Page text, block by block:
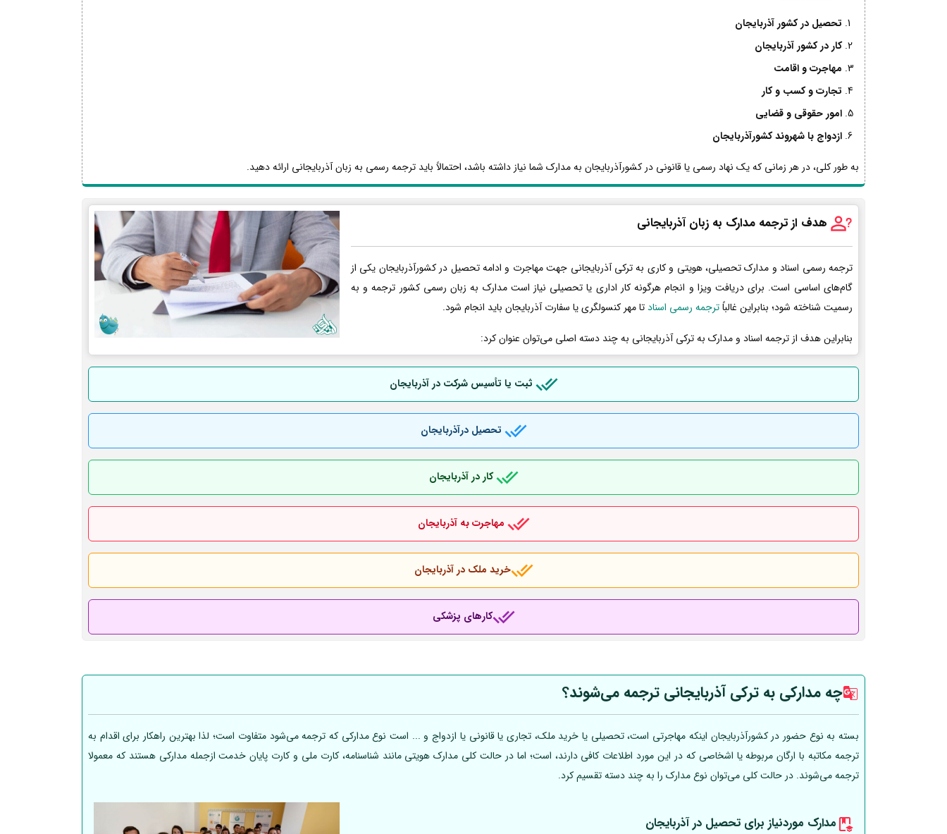
تحصیل در کشور آذربایجان
کار در کشور آذربایجان
مهاجرت و اقامت
تجارت و کسب و کار
امور حقوقی و قضایی
ازدواج با شهروند کشورآذربایجان
به طور کلی، در هر زمانی که یک نهاد رسمی یا قانونی در کشورآذربایجان به مدارک شما نیاز داشته باشد، احتمالاً باید ترجمه رسمی به زبان آذربایجانی ارائه دهید.
هدف از ترجمه مدارک به زبان آذربایجانی
ترجمه رسمی اسناد و مدارک تحصیلی، هویتی و کاری به ترکی آذربایجانی جهت مهاجرت و ادامه تحصیل در کشورآذربایجان یکی از
گام‌های اساسی است. برای دریافت ویزا و انجام هرگونه کار اداری یا تحصیلی نیاز است مدارک به زبان رسمی کشور ترجمه و به
رسمیت شناخته شود؛ بنابراین غالباًترجمه رسمی اسنادتا مهر کنسولگری یا سفارت آذربایجان باید انجام شود.
بنابراین هدف از ترجمه اسناد و مدارک به ترکی آذربایجانی به چند دسته اصلی می‌توان عنوان کرد:
ثبت یا تأسیس شرکت در آذربایجان
تحصیل درآذربایجان
کار در آذربایجان
مهاجرت به آذربایجان
خرید ملک در آذربایجان
کارهای پزشکی
چه مدارکی به ترکی آذربایجانی ترجمه می‌شوند؟
بسته به نوع حضور در کشورآذربایجان اینکه مهاجرتی است، تحصیلی یا خرید ملک، تجاری یا قانونی یا ازدواج و ... است نوع مدارکی که ترجمه می‌شود متفاوت است؛ لذا بهترین راهکار برای اقدام به
ترجمه مکاتبه با ارگان مربوطه یا اشخاصی که در این مورد اطلاعات کافی دارند، است؛ اما در حالت کلی مدارک هویتی مانند شناسنامه، کارت ملی و کارت پایان خدمت ازجمله مدارکی هستند که معمولا
ترجمه می‌شوند. در حالت کلی می‌توان نوع مدارک را به چند دسته تقسیم کرد.
مدارک موردنیاز برای تحصیل در آذربایجان